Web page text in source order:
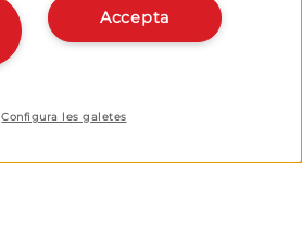
Dona’t d’alta en el planificador
Accepta
Configura les galetes